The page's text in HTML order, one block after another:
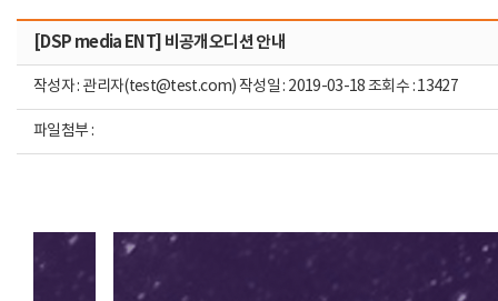
[DSP media ENT] 비공개오디션 안내
작성자 : 관리자(test@test.com) 작성일 : 2019-03-18 조회수 : 13427
파일첨부 :